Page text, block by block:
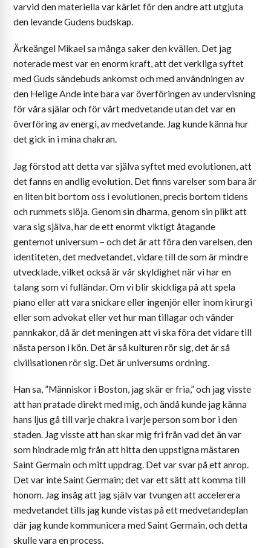
varvid den materiella var kärlet för den andre att utgjuta
den levande Gudens budskap.
Ärkeängel Mikael sa många saker den kvällen. Det jag
noterade mest var en enorm kraft, att det verkliga syftet
med Guds sändebuds ankomst och med användningen av
den Helige Ande inte bara var överföringen av undervisning
för våra själar och för vårt medvetande utan det var en
överföring av energi, av medvetande. Jag kunde känna hur
det gick in i mina chakran.
Jag förstod att detta var själva syftet med evolutionen, att
det fanns en andlig evolution. Det finns varelser som bara är
en liten bit bortom oss i evolutionen, precis bortom tidens
och rummets slöja. Genom sin dharma, genom sin plikt att
vara sig själva, har de ett enormt viktigt åtagande
gentemot universum – och det är att föra den varelsen, den
identiteten, det medvetandet, vidare till de som är mindre
utvecklade, vilket också är vår skyldighet när vi har en
talang som vi fulländar. Om vi ​​blir skickliga på att spela
piano eller att vara snickare eller ingenjör eller inom kirurgi
eller som advokat eller vet hur man tillagar och vänder
pannkakor, då är det meningen att vi ska föra det vidare till
nästa person i kön. Det är så kulturen rör sig, det är så
civilisationen rör sig. Det är universums ordning.
Han sa, ”Människor i Boston, jag skär er fria,” och jag visste
att han pratade direkt med mig, och ändå kunde jag känna
hans ljus gå till varje chakra i varje person som bor i den
staden. Jag visste att han skar mig fri från vad det än var
som hindrade mig från att hitta den uppstigna mästaren
Saint Germain och mitt uppdrag. Det var svar på ett anrop.
Det var inte Saint Germain; det var ett sätt att komma till
honom. Jag insåg att jag själv var tvungen att accelerera
medvetandet tills jag kunde vistas på ett medvetandeplan
där jag kunde kommunicera med Saint Germain, och detta
skulle vara en process.